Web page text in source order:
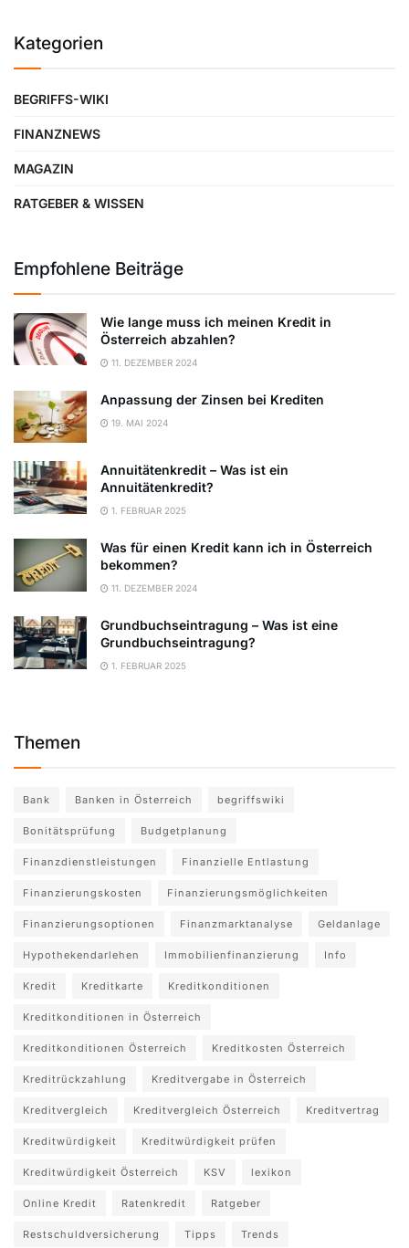
Kategorien
BEGRIFFS-WIKI
FINANZNEWS
MAGAZIN
RATGEBER & WISSEN
Empfohlene Beiträge
Wie lange muss ich meinen Kredit in
Österreich abzahlen?
11. DEZEMBER 2024
Anpassung der Zinsen bei Krediten
19. MAI 2024
Annuitätenkredit – Was ist ein
Annuitätenkredit?
1. FEBRUAR 2025
Was für einen Kredit kann ich in Österreich
bekommen?
11. DEZEMBER 2024
Grundbuchseintragung – Was ist eine
Grundbuchseintragung?
1. FEBRUAR 2025
Themen
Bank Banken in Österreich begriffswiki
Bonitätsprüfung Budgetplanung
Finanzdienstleistungen Finanzielle Entlastung
Finanzierungskosten Finanzierungsmöglichkeiten
Finanzierungsoptionen Finanzmarktanalyse Geldanlage
Hypothekendarlehen Immobilienfinanzierung Info
Kredit Kreditkarte Kreditkonditionen
Kreditkonditionen in Österreich
Kreditkonditionen Österreich Kreditkosten Österreich
Kreditrückzahlung Kreditvergabe in Österreich
Kreditvergleich Kreditvergleich Österreich Kreditvertrag
Kreditwürdigkeit Kreditwürdigkeit prüfen
Kreditwürdigkeit Österreich KSV lexikon
Online Kredit Ratenkredit Ratgeber
Restschuldversicherung Tipps Trends